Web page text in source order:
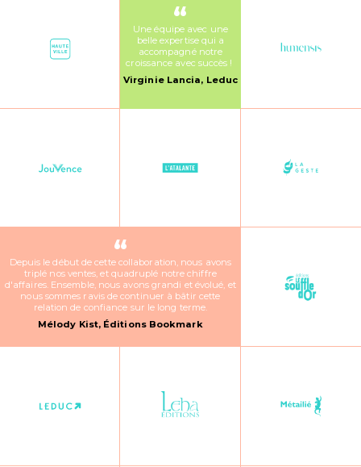
“
Une équipe avec une
belle expertise qui a
accompagné notre
croissance avec succès !
Virginie Lancia, Leduc
“
Depuis le début de cette collaboration, nous avons
triplé nos ventes, et quadruplé notre chiffre
d'affaires. Ensemble, nous avons grandi et évolué, et
nous sommes ravis de continuer à bâtir cette
relation de confiance sur le long terme.
Mélody Kist, Éditions Bookmark